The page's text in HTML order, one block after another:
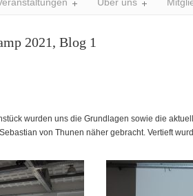
2021, Blog 1
wurden uns die Grundlagen sowie die
von Thunen näher gebracht. Vertieft